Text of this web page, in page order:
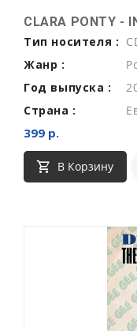
CLARA PONTY -
Тип носителя :
Жанр :
Год выпуска :
Страна :
399 р.
В Корзину